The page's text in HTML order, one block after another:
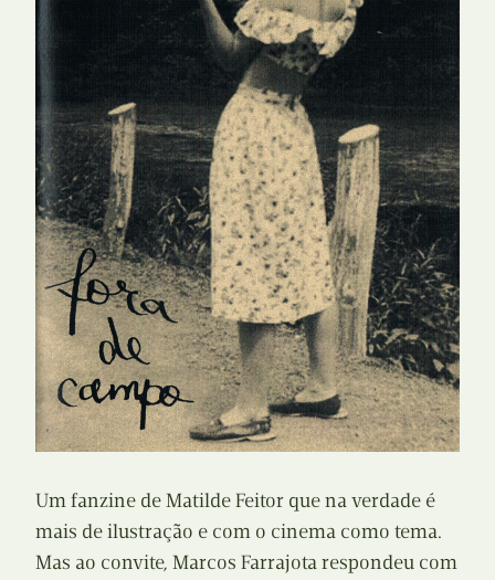
Um fanzine de Matilde Feitor que na verdade é
mais de ilustração e com o cinema como tema.
Mas ao convite, Marcos Farrajota respondeu com